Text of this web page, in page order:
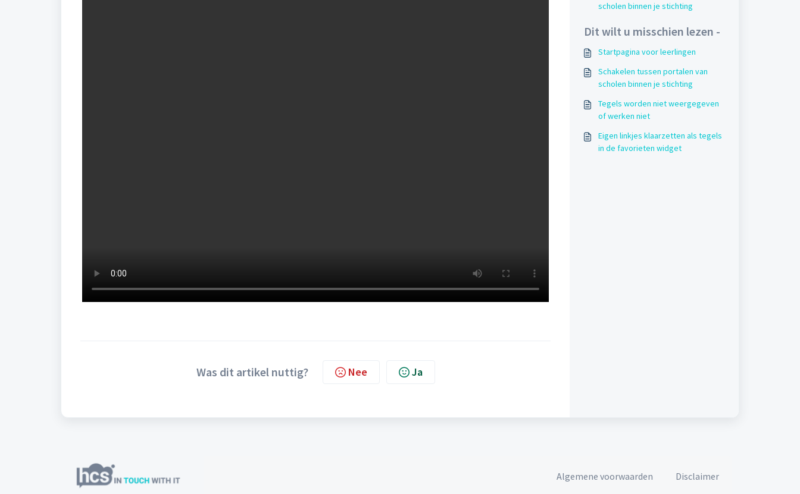
Was dit artikel nuttig? Nee Ja
scholen binnen je stichting
Dit wilt u misschien lezen -
Startpagina voor leerlingen
Schakelen tussen portalen van
scholen binnen je stichting
Tegels worden niet weergegeven
of werken niet
Eigen linkjes klaarzetten als tegels
in de favorieten widget
Algemene voorwaarden Disclaimer